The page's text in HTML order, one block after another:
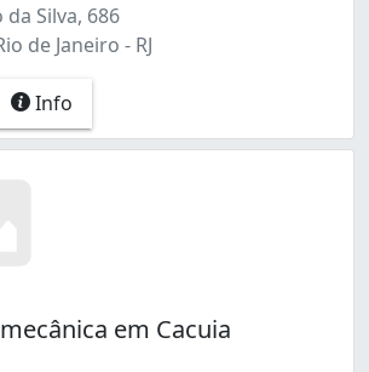
Silva, 686
de Janeiro - RJ
Info
em Cacuia